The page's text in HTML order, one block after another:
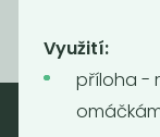
Využití:
příloha -